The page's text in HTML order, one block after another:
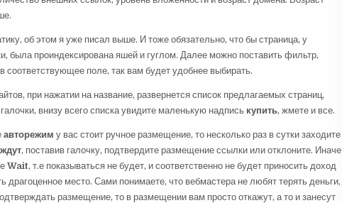
об этом я уже писал выше. И тоже обязательно, что бы страница, у
была проиндексирована яшей и гуглом. Далее можно поставить фильтр,
соответствующее поле, так вам будет удобнее выбирать.
при нажатии на название, развернется список предлагаемых страниц,
внизу всего списка увидите маленькую надпись купить, жмете и все.
авторежим у вас стоит ручное размещение, то несколько раз в сутки заходите
ждут, поставив галочку, подтвердите размещение ссылки или отклоните. Иначе
Wait, т.е показываться не будет, и соответственно не будет приносить доход
драгоценное место. Сами понимаете, что вебмастера не любят терять деньги,
размещение, то в размещении вам просто откажут, а то и занесут